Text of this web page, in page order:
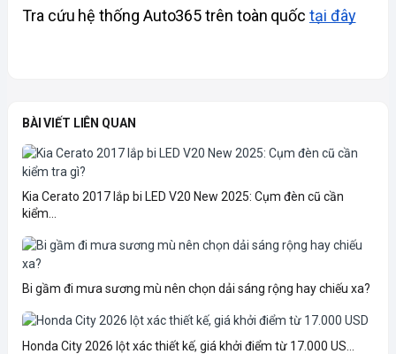
Tra cứu hệ thống Auto365 trên toàn quốc tại đây
BÀI VIẾT LIÊN QUAN
Kia Cerato 2017 lắp bi LED V20 New 2025: Cụm đèn cũ cần
kiểm...
Bi gầm đi mưa sương mù nên chọn dải sáng rộng hay chiếu xa?
Honda City 2026 lột xác thiết kế, giá khởi điểm từ 17.000 US...